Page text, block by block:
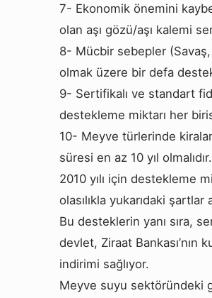
7- Ekonomik önemini
olan aşı gözü/aşı kalemi
8- Mücbir sebepler
olmak üzere bir defa
9- Sertifikalı ve standart
destekleme miktarı her
10- Meyve türlerinde
süresi en az 10 yıl olmalıdır.
2010 yılı için destekleme
olasılıkla yukarıdaki
Bu desteklerin yanı sıra,
devlet, Ziraat Bankası’nın
indirimi sağlıyor.
Meyve suyu sektöründeki